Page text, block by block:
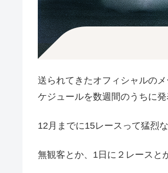
送られてきたオフィシャルの
ケジュールを数週間のうちに発
12月までに15レースって猛烈
無観客とか、1日に２レースと